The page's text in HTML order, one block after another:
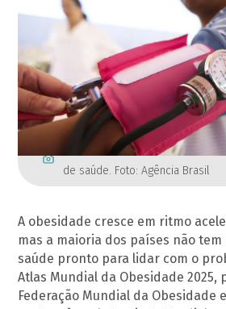
Registro de uma aferição de
de saúde. Foto: Agência Brasil
A obesidade cresce em ritmo
mas a maioria dos países não
saúde pronto para lidar com o
Atlas Mundial da Obesidade 2025,
Federação Mundial da Obesidade